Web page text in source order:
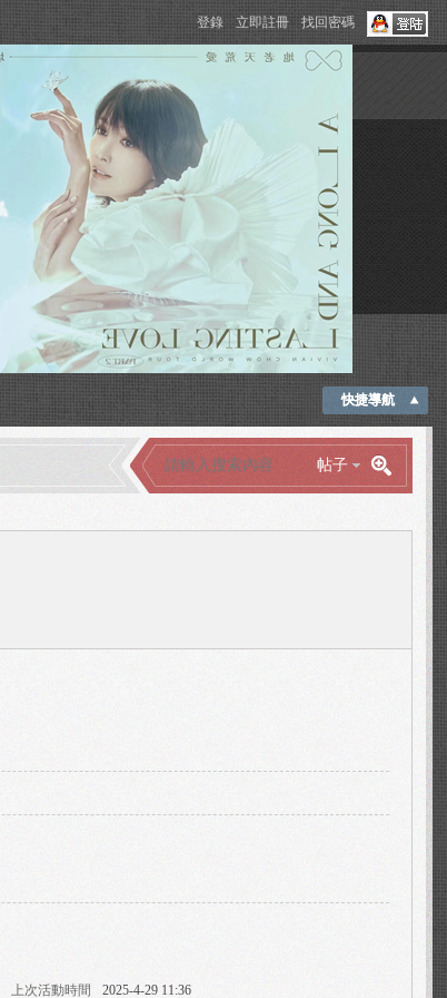
登錄 立即註冊 找回密碼
快捷導航
帖子
上次活動時間 2025-4-29 11:36